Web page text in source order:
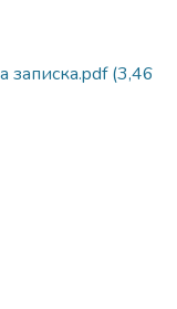
записка.pdf(3,46